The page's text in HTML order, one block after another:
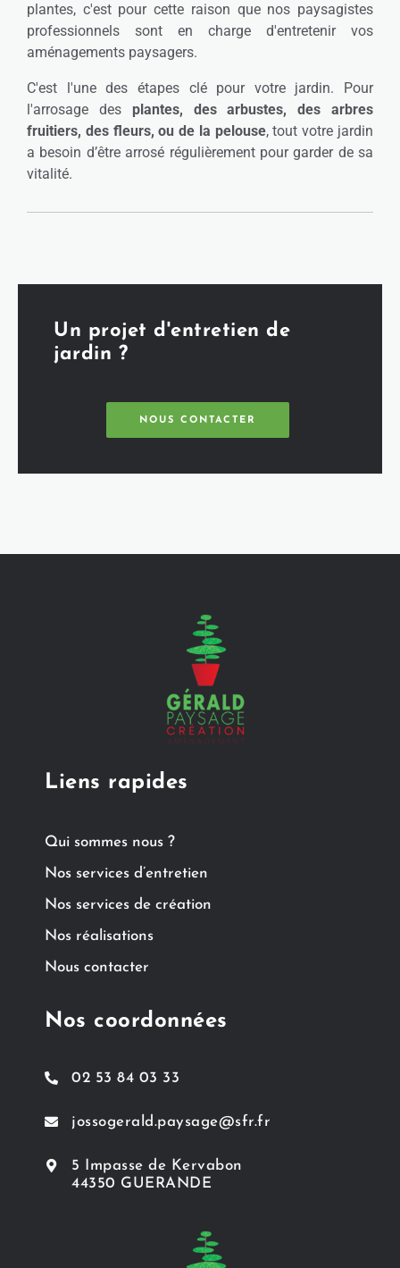
plantes, c'est pour cette raison que nos paysagistes
professionnels sont en charge d'entretenir vos
aménagements paysagers.
C'est l'une des étapes clé pour votre jardin. Pour
l'arrosage des plantes, des arbustes, des arbres
fruitiers, des fleurs, ou de la pelouse, tout votre jardin
a besoin d’être arrosé régulièrement pour garder de sa
vitalité.
Un projet d'entretien de
jardin ?
NOUS CONTACTER
Liens rapides
Qui sommes nous ?
Nos services d’entretien
Nos services de création
Nos réalisations
Nous contacter
Nos coordonnées
02 53 84 03 33
jossogerald.paysage@sfr.fr
5 Impasse de Kervabon
44350 GUERANDE